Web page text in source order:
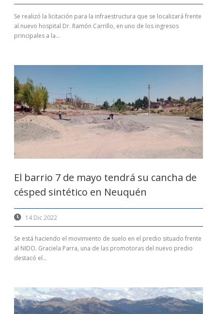
Se realizó la licitación para la infraestructura que se localizará frente
al nuevo hospital Dr. Ramón Carrillo, en uno de los ingresos
principales a la...
El barrio 7 de mayo tendrá su cancha de
césped sintético en Neuquén
14 Dic 2022
Se está haciendo el movimiento de suelo en el predio situado frente
al NIDO. Graciela Parra, una de las promotoras del nuevo predio
destacó el...